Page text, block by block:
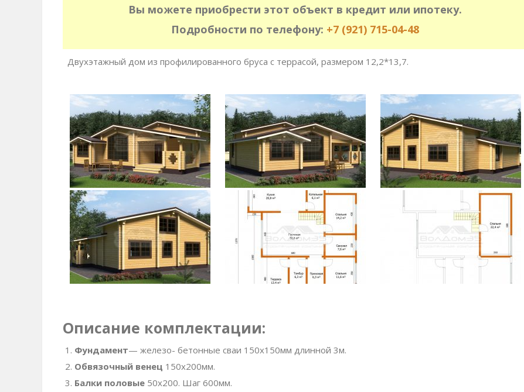
Вы можете приобрести этот объект в кредит или ипотеку.
Подробности по телефону: +7 (921) 715-04-48
Двухэтажный дом из профилированного бруса с террасой, размером 12,2*13,7.
Описание комплектации:
Фундамент— железо- бетонные сваи 150х150мм длинной 3м.
Обвязочный венец 150х200мм.
Балки половые50х200. Шаг 600мм.